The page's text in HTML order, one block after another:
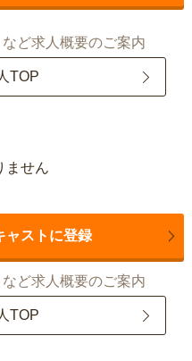
ど求人概要のご案内
TOP
ません
ャストに登録
ど求人概要のご案内
TOP